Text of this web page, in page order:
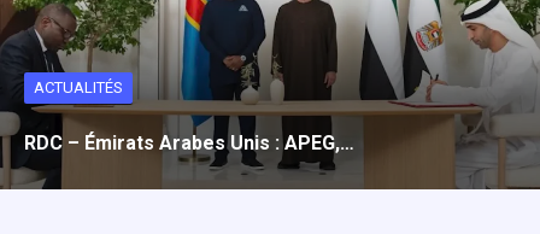
ACTUALITÉS
RDC – Émirats Arabes Unis : APEG,…